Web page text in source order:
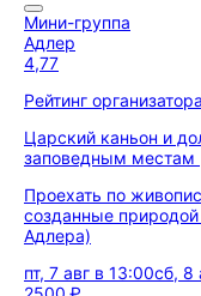
Мини-группа
Адлер
4,77
Рейтинг организатора
Царский каньон и
заповедным местам
Проехать по
созданные
Адлера)
пт, 7 авг в 13:00сб, 8